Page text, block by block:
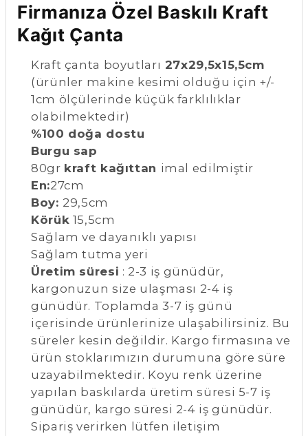
Firmanıza Özel Baskılı Kraft
Kağıt Çanta
Kraft çanta boyutları 27x29,5x15,5cm
(ürünler makine kesimi olduğu için +/-
1cm ölçülerinde küçük farklılıklar
olabilmektedir)
%100 doğa dostu
Burgu sap
80gr kraft kağıttan imal edilmiştir
En:27cm
Boy: 29,5cm
Körük 15,5cm
Sağlam ve dayanıklı yapısı
Sağlam tutma yeri
Üretim süresi : 2-3 iş günüdür,
kargonuzun size ulaşması 2-4 iş
günüdür. Toplamda 3-7 iş günü
içerisinde ürünlerinize ulaşabilirsiniz. Bu
süreler kesin değildir. Kargo firmasına ve
ürün stoklarımızın durumuna göre süre
uzayabilmektedir. Koyu renk üzerine
yapılan baskılarda üretim süresi 5-7 iş
günüdür, kargo süresi 2-4 iş günüdür.
Sipariş verirken lütfen iletişim